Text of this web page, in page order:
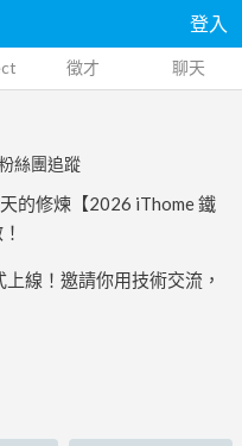
登入
徵才 聊天
絲團追蹤
的修煉【2026 iThome 鐵
線！邀請你用技術交流，